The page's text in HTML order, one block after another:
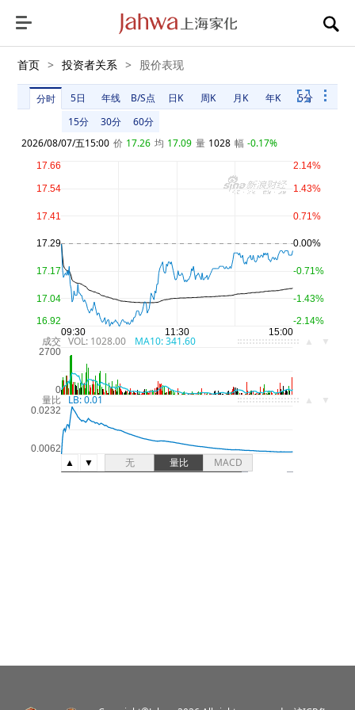
首页 > 投资者关系 > 股价表现
分时 5日 年线 B/S点 日K 周K 月K 年K
5分
15分
30分
60分
2026/08/07/五15:00 价 17.26 均 17.09 量 1028 幅 -0.17%
▲ ▼
成交 VOL: 1028.00 MA10: 341.60
▲ ▼
量比 LB: 0.01
▲ ▼ 无 量比 MACD